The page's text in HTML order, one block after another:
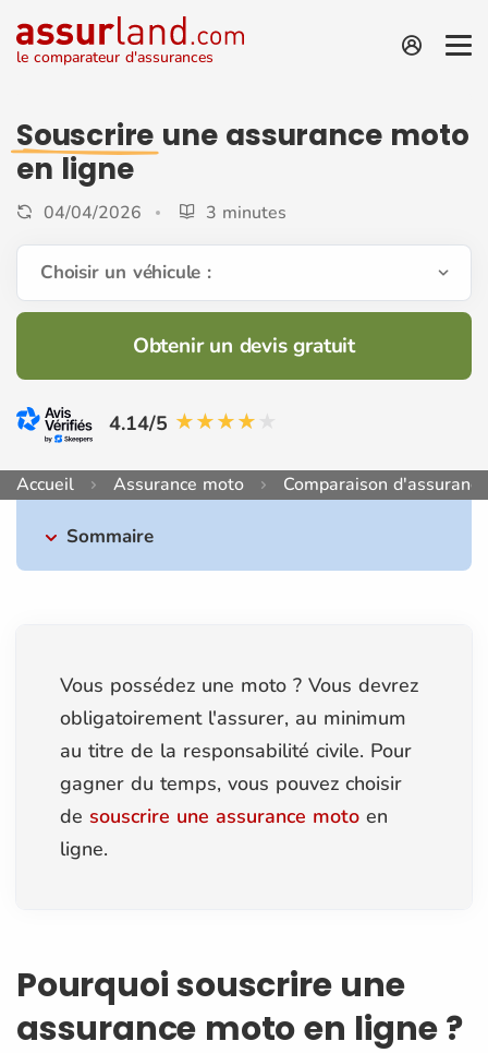
le comparateur d'assurances
Souscrire une assurance moto
en ligne
04/04/2026 3 minutes
Choisir un véhicule :
Obtenir un devis gratuit
4.14/5
Accueil Assurance moto Comparaison
Sommaire
Vous possédez une moto ? Vous devrez
obligatoirement l'assurer, au minimum
au titre de la responsabilité civile. Pour
gagner du temps, vous pouvez choisir
de souscrire une assurance moto en
ligne.
Pourquoi souscrire une
assurance moto en ligne ?